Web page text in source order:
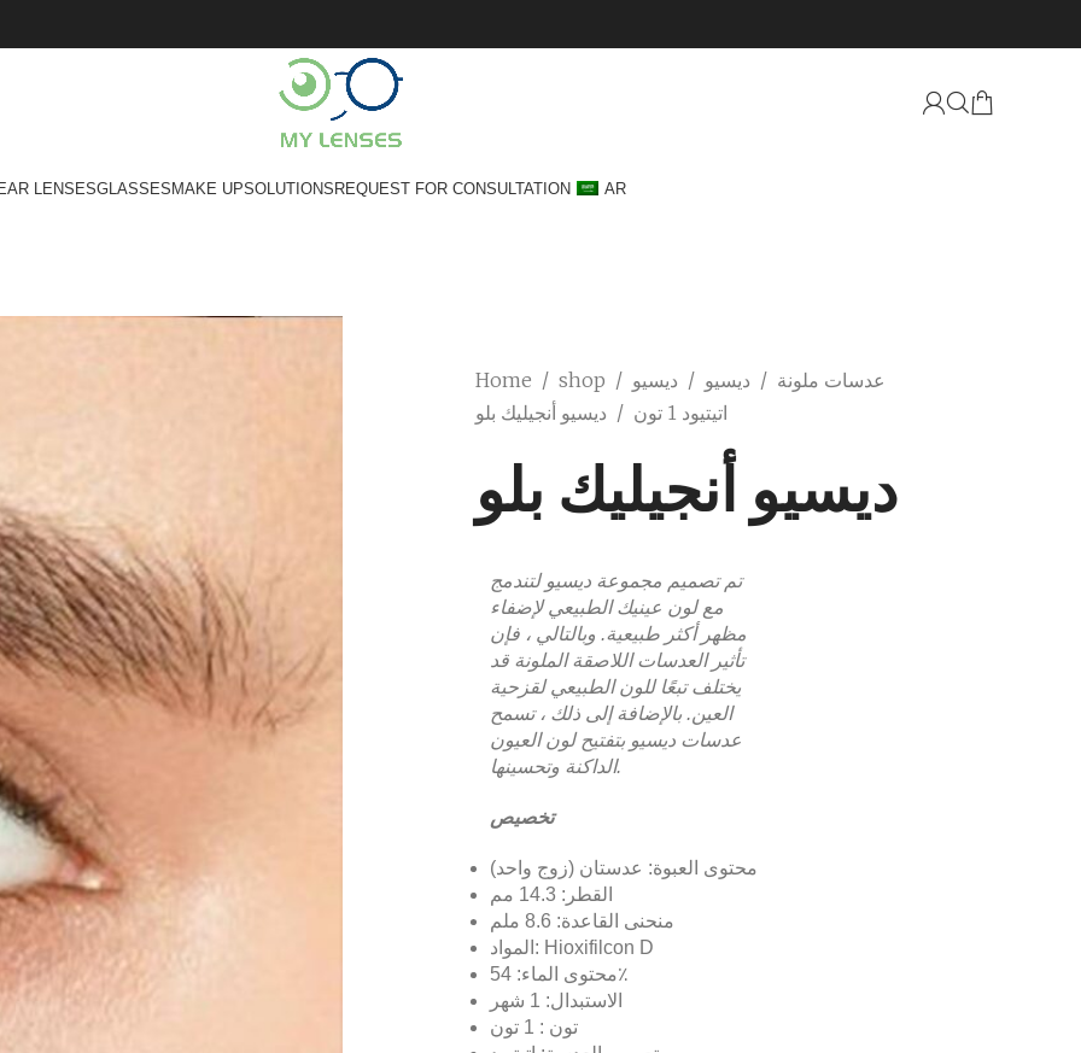
LENSESGLASSESMAKE UPSOLUTIONSREQUEST FOR CONSULTATION AR
Home / shop / عدسات ملونة / ديسيو / ديسيو
اتيتيود 1 تون
/ ديسيو أنجيليك بلو
ديسيو أنجيليك بلو
تم تصميم مجموعة ديسيو لتندمج
مع لون عينيك الطبيعي لإضفاء
مظهر أكثر طبيعية. وبالتالي ، فإن
تأثير العدسات اللاصقة الملونة قد
يختلف تبعًا للون الطبيعي لقزحية
العين. بالإضافة إلى ذلك ، تسمح
عدسات ديسيو بتفتيح لون العيون
الداكنة وتحسينها.
تخصيص
محتوى العبوة: عدستان (زوج واحد)
القطر: 14.3 مم
منحنى القاعدة: 8.6 ملم
المواد: Hioxifilcon D
محتوى الماء: 54٪
الاستبدال: 1 شهر
تون : 1 تون